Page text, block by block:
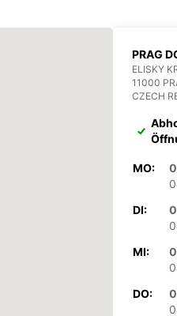
PRAG
ELISKY
11000
CZECH
MO:
DI:
MI:
DO: